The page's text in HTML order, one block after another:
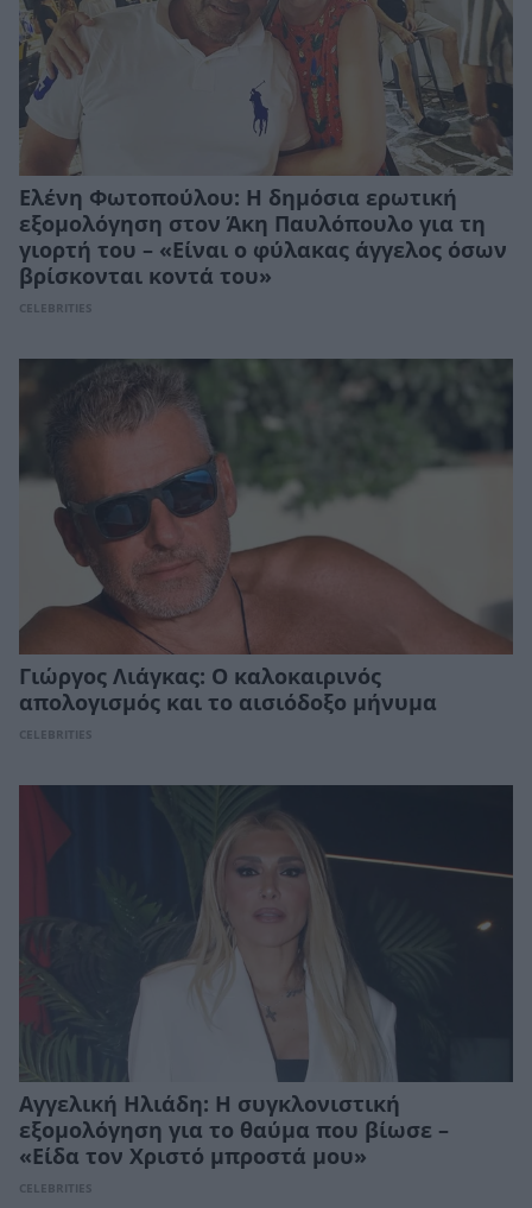
Ελένη Φωτοπούλου: Η δημόσια ερωτική
εξομολόγηση στον Άκη Παυλόπουλο για τη
γιορτή του – «Είναι ο φύλακας άγγελος όσων
βρίσκονται κοντά του»
CELEBRITIES
Γιώργος Λιάγκας: Ο καλοκαιρινός
απολογισμός και το αισιόδοξο μήνυμα
CELEBRITIES
Αγγελική Ηλιάδη: Η συγκλονιστική
εξομολόγηση για το θαύμα που βίωσε –
«Είδα τον Χριστό μπροστά μου»
CELEBRITIES